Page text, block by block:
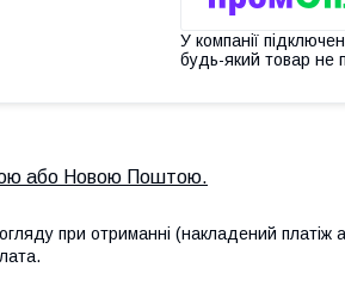
У компанії
будь-який товар не
або Новою Поштою.
при отриманні (накладений платіж